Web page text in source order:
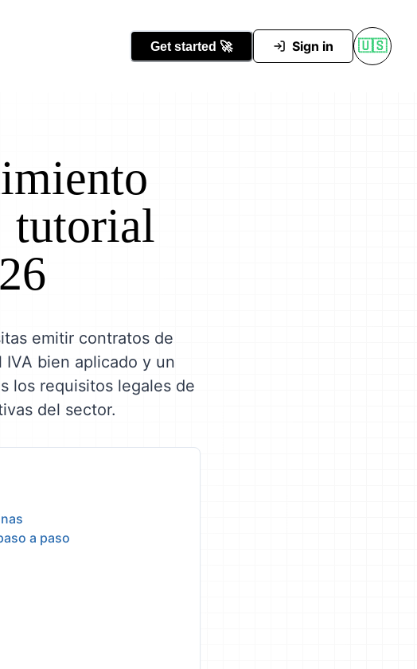
Get started 🚀 Sign in 🇺🇸
Conocer Tutti
tutorial
emitir contratos de
bien aplicado y un
los requisitos legales de
del sector.
a paso